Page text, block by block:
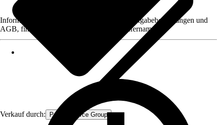
Verkauf durch: Procommerce Group
Informationen des Verkäufers, wie z. B. Rückgabebedingungen und
AGB, finden Sie bei Klick auf den Verkäufernamen.